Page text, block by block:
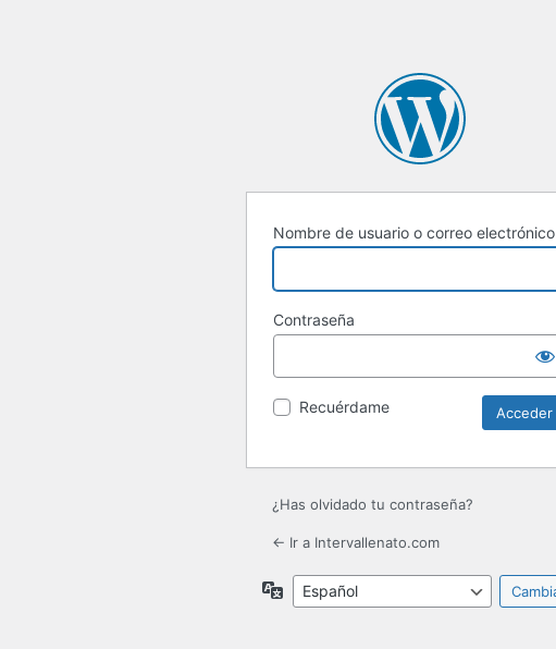
Nombre de usuario o correo electrónico
Contraseña
Recuérdame
¿Has olvidado tu contraseña?
← Ir a Intervallenato.com
Idioma